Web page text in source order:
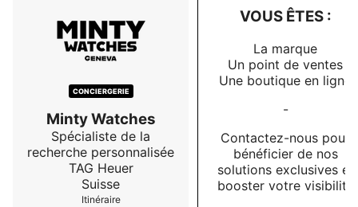
CONCIERGERIE
Minty Watches
Spécialiste de la
recherche personnalisée
TAG Heuer
Suisse
Itinéraire
VOUS ÊTES :
La marque
Un point de ventes
Une boutique en ligne
-
Contactez-nous pour
bénéficier de nos
solutions exclusives et
booster votre visibilité